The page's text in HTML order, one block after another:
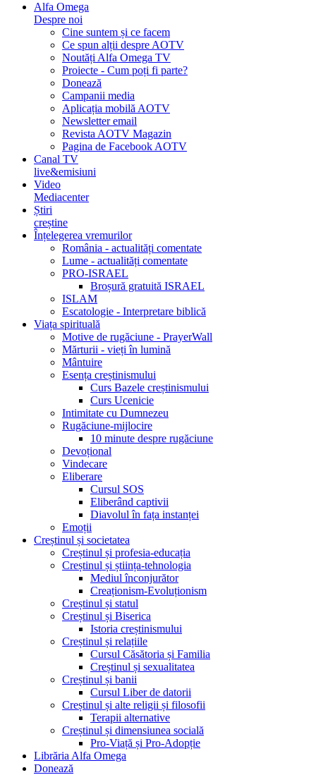
Alfa Omega
Despre noi
Cine suntem și ce facem
Ce spun alții despre AOTV
Noutăți Alfa Omega TV
Proiecte - Cum poți fi parte?
Donează
Campanii media
Aplicația mobilă AOTV
Newsletter email
Revista AOTV Magazin
Pagina de Facebook AOTV
Canal TV
live&emisiuni
Video
Mediacenter
Știri
creștine
Înțelegerea vremurilor
România - actualități comentate
Lume - actualități comentate
PRO-ISRAEL
Broșură gratuită ISRAEL
ISLAM
Escatologie - Interpretare biblică
Viața spirituală
Motive de rugăciune - PrayerWall
Mărturii - vieți în lumină
Mântuire
Esența creștinismului
Curs Bazele creștinismului
Curs Ucenicie
Intimitate cu Dumnezeu
Rugăciune-mijlocire
10 minute despre rugăciune
Devoțional
Vindecare
Eliberare
Cursul SOS
Eliberând captivii
Diavolul în fața instanței
Emoții
Creștinul și societatea
Creștinul și profesia-educația
Creștinul și știința-tehnologia
Mediul înconjurător
Creaționism-Evoluționism
Creștinul și statul
Creștinul și Biserica
Istoria creștinismului
Creștinul și relațiile
Cursul Căsătoria și Familia
Creștinul și sexualitatea
Creștinul și banii
Cursul Liber de datorii
Creștinul și alte religii și filosofii
Terapii alternative
Creștinul și dimensiunea socială
Pro-Viață și Pro-Adopție
Librăria Alfa Omega
Donează